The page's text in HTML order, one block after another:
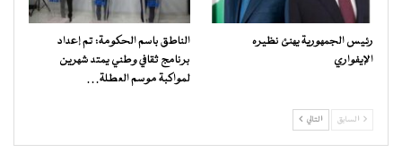
رئيس الجمهورية يهنئ نظيره
الإيفواري
الناطق باسم الحكومة: تم إعداد
برنامج ثقافي وطني يمتد شهرين
لمواكبة موسم العطلة…
السابق التالي